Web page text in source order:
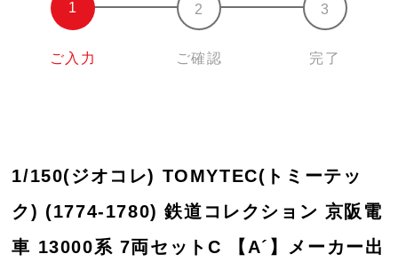
ご入力 ご確認 完了
1/150(ジオコレ) TOMYTEC(トミーテッ
ク) (1774-1780) 鉄道コレクション 京阪電
車 13000系 7両セットC 【A´】メーカー出